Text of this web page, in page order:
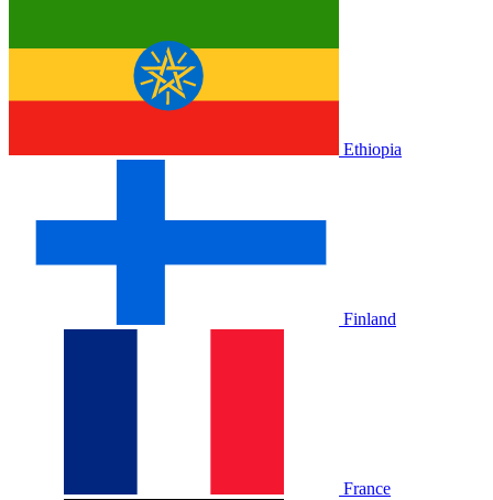
Ethiopia
Finland
France